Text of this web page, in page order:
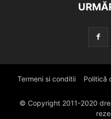
Termeni si conditii Politică
© Copyright 2011-2020